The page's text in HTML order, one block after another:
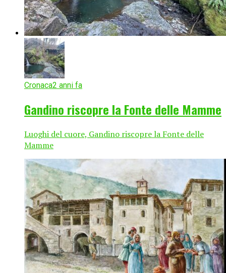
Cronaca2 anni fa
Gandino riscopre la Fonte delle Mamme
Luoghi del cuore, Gandino riscopre la Fonte delle
Mamme